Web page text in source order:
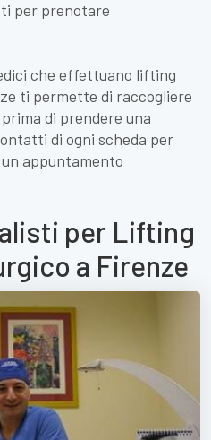
per prenotare
che effettuano lifting
ti permette di raccogliere
di prendere una
di ogni scheda per
appuntamento
per Lifting
a Firenze